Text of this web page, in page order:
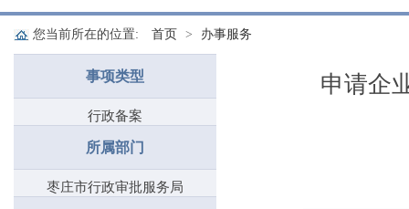
您当前所在的位置: 首页 办事服务
事项类型
行政备案
所属部门
枣庄市行政审批服务局
申请企